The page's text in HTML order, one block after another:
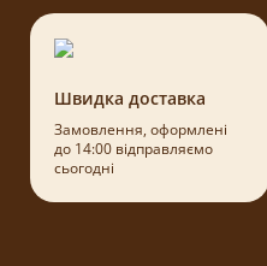
Швидка доставка
Замовлення, оформлені
до 14:00 відправляємо
сьогодні